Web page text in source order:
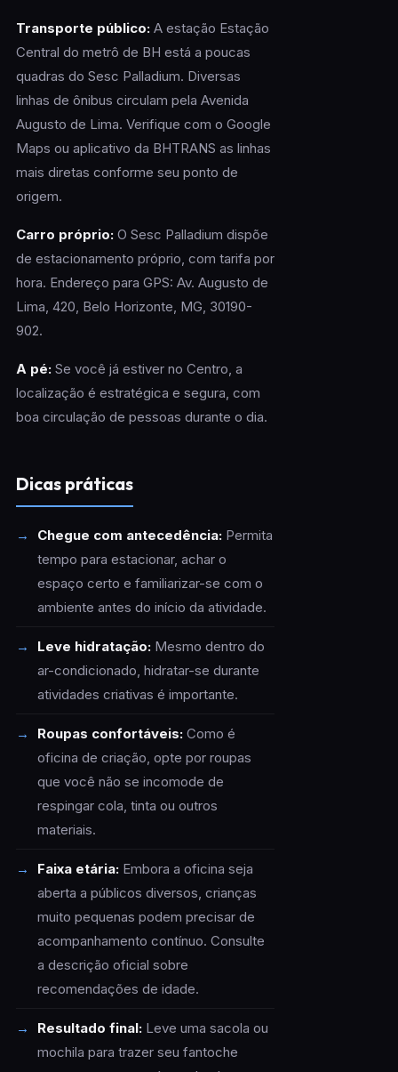
Transporte público:A estação Estação
Central do metrô de BH está a poucas
quadras do Sesc Palladium. Diversas
linhas de ônibus circulam pela Avenida
Augusto de Lima. Verifique com o Google
Maps ou aplicativo da BHTRANS as linhas
mais diretas conforme seu ponto de
origem.
Carro próprio:O Sesc Palladium dispõe
de estacionamento próprio, com tarifa por
hora. Endereço para GPS: Av. Augusto de
Lima, 420, Belo Horizonte, MG, 30190-
902.
A pé:Se você já estiver no Centro, a
localização é estratégica e segura, com
boa circulação de pessoas durante o dia.
Dicas práticas
Chegue com antecedência:Permita
tempo para estacionar, achar o
espaço certo e familiarizar-se com o
ambiente antes do início da atividade.
Leve hidratação:Mesmo dentro do
ar-condicionado, hidratar-se durante
atividades criativas é importante.
Roupas confortáveis:Como é
oficina de criação, opte por roupas
que você não se incomode de
respingar cola, tinta ou outros
materiais.
Faixa etária:Embora a oficina seja
aberta a públicos diversos, crianças
muito pequenas podem precisar de
acompanhamento contínuo. Consulte
a descrição oficial sobre
recomendações de idade.
Resultado final:Leve uma sacola ou
mochila para trazer seu fantoche